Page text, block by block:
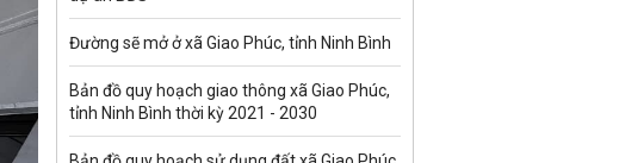
Đường sẽ mở ở xã Giao Phúc, tỉnh Ninh Bình
Bản đồ quy hoạch giao thông xã Giao Phúc,
tỉnh Ninh Bình thời kỳ 2021 - 2030